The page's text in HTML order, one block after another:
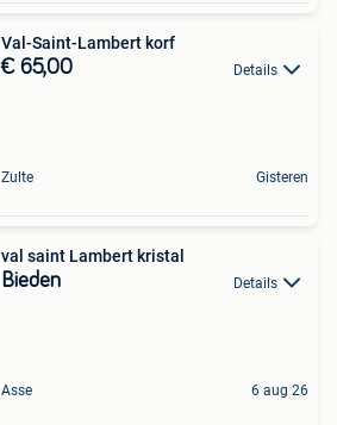
Val-Saint-Lambert korf
€ 65,00 Details
Zulte Gisteren
val saint Lambert kristal
Bieden Details
Asse 6 aug 26